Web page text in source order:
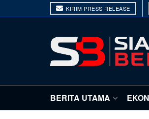
KIRIM PRESS RELEASE
BERITA UTAMA